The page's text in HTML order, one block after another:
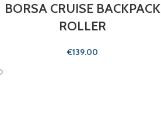
BORSA CRUISE BACKPACK
ROLLER
€